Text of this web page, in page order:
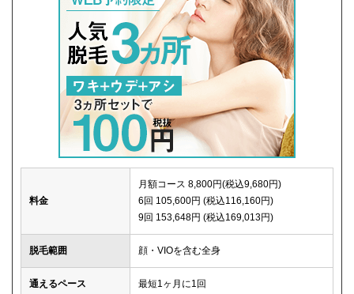
料金
月額コース 8,800円(税込9,680円)
6回 105,600円 (税込116,160円)
9回 153,648円 (税込169,013円)
脱毛範囲 顔・VIOを含む全身
通えるペース 最短1ヶ月に1回